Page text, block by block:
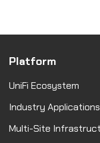
Platform
UniFi Ecosystem
Industry Applications
Multi-Site